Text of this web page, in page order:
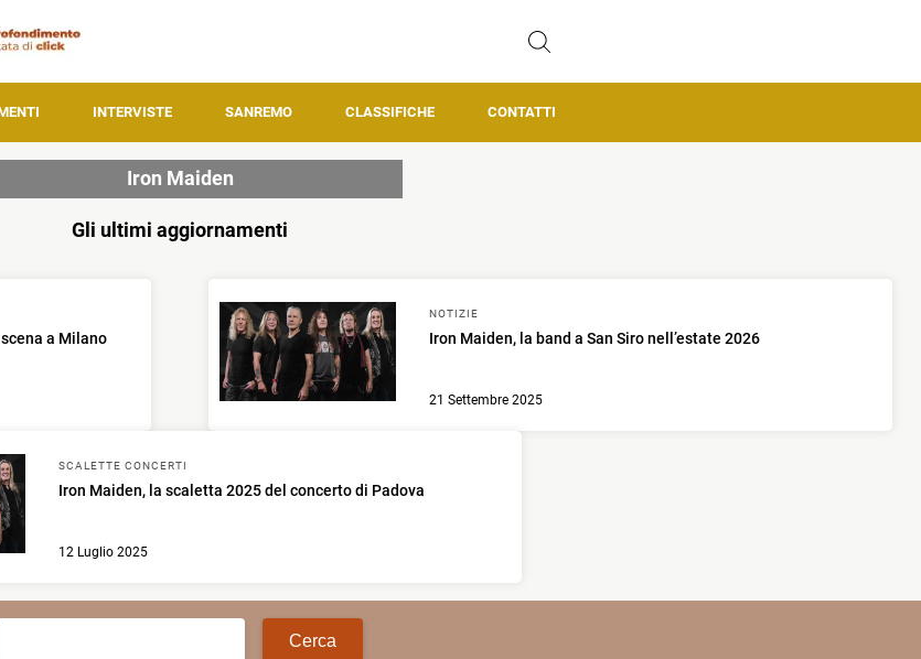
INTERVISTE SANREMO CLASSIFICHE CONTATTI
Iron Maiden
Gli ultimi aggiornamenti
a Milano
NOTIZIE
Iron Maiden, la band a San Siro nell’estate 2026
21 Settembre 2025
SCALETTE CONCERTI
Iron Maiden, la scaletta 2025 del concerto di Padova
12 Luglio 2025